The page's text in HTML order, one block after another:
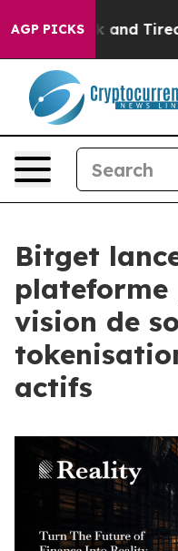
AGP PICKS
Sick and Tired of
Bitget
vision de
actifs